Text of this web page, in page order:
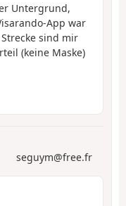
Untergrund,
App war
sind mir
(keine Maske)
seguym@free.fr